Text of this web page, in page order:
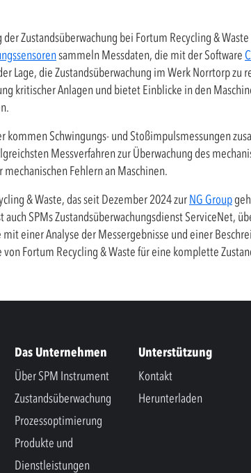
Zustandsüberwachung bei Fortum Recycling &
sammeln Messdaten, die mit der Software
Lage, die Zustandsüberwachung im Werk Norrtorp
kritischer Anlagen und bietet Einblicke in den
kommen Schwingungs- und Stoßimpulsmessungen
Messverfahren zur Überwachung des
Fehlern an Maschinen.
& Waste, das seit Dezember 2024 zurNG Group
SPMs Zustandsüberwachungsdienst ServiceNet,
einer Analyse der Messergebnisse und einer
Fortum Recycling & Waste für eine komplette
Das Unternehmen
Über SPM Instrument
Zustandsüberwachung
Prozessoptimierung
Produkte und
Dienstleistungen
Unterstützung
Kontakt
Herunterladen